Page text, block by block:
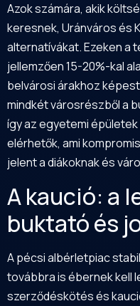
Azok számára, akik
keresnek, Uránváros és
alternatívákat. Ezeken a
jellemzően 15-20%-kal
belvárosi árakhoz
mindkét városrészből a
így az egyetemi
elérhetők, ami
jelent a diákoknak és
A kaució: a
buktató és
A pécsi albérletpiac
továbbra is ébernek kell
szerződéskötés és